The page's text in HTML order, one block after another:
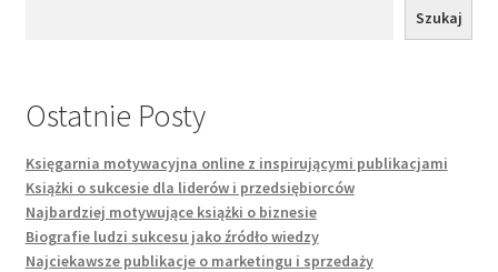
Szukaj
Ostatnie Posty
Księgarnia motywacyjna online z inspirującymi publikacjami
Książki o sukcesie dla liderów i przedsiębiorców
Najbardziej motywujące książki o biznesie
Biografie ludzi sukcesu jako źródło wiedzy
Najciekawsze publikacje o marketingu i sprzedaży